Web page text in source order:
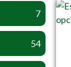
7
54